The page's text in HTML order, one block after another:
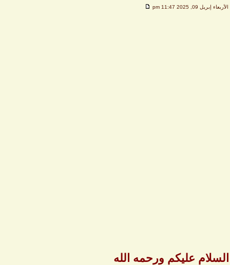
الأربعاء إبريل 09, 2025 11:47 pm
عليكم ورحمه الله